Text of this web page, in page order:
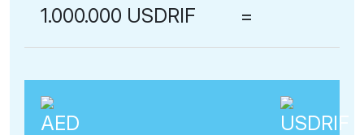
1.000.000 USDRIF =